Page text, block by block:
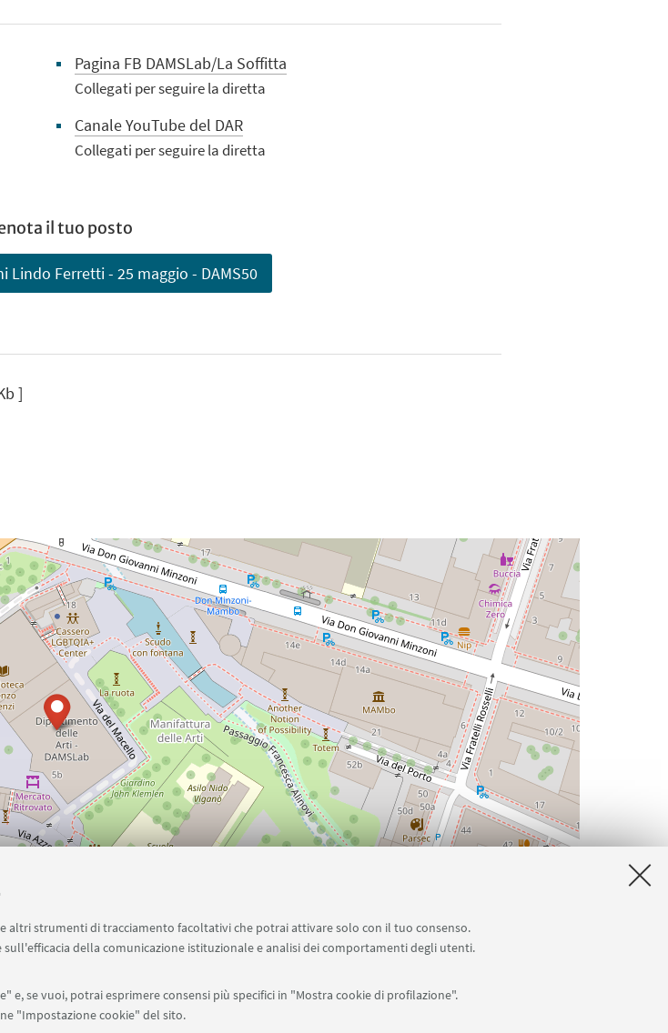
altri strumenti di tracciamento facoltativi che potrai attivare solo con il tuo consenso.
della comunicazione istituzionale e analisi dei comportamenti degli utenti.
se vuoi, potrai esprimere consensi più specifici in "Mostra cookie di profilazione".
"Impostazione cookie" del sito.
Pagina FB DAMSLab/La Soffitta
Collegati per seguire la diretta
Canale YouTube del DAR
Collegati per seguire la diretta
il tuo posto
Lindo Ferretti - 25 maggio - DAMS50
]